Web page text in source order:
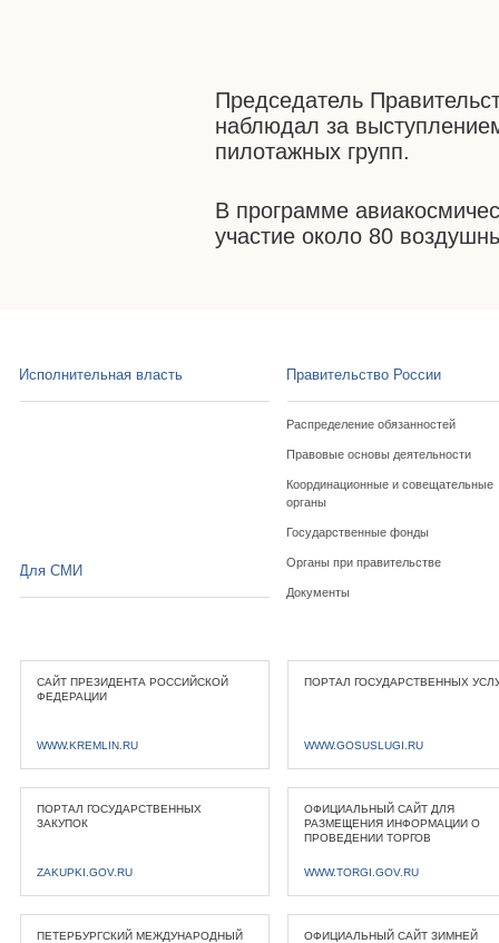
Председатель
наблюдал за
пилотажных групп.
В программе
участие около 80
Исполнительная власть Правительство России
Распределение обязанностей
Правовые основы деятельности
Координационные и совещательные
органы
Государственные фонды
Органы при правительстве
Документы
Для СМИ
САЙТ ПРЕЗИДЕНТА РОССИЙСКОЙ
ФЕДЕРАЦИИ
WWW.KREMLIN.RU
ПОРТАЛ ГОСУДАРСТВЕННЫХ
WWW.GOSUSLUGI.RU
ПОРТАЛ ГОСУДАРСТВЕННЫХ
ЗАКУПОК
ZAKUPKI.GOV.RU
ОФИЦИАЛЬНЫЙ САЙТ ДЛЯ
РАЗМЕЩЕНИЯ ИНФОРМАЦИИ О
ПРОВЕДЕНИИ ТОРГОВ
WWW.TORGI.GOV.RU
ПЕТЕРБУРГСКИЙ МЕЖДУНАРОДНЫЙ
ОФИЦИАЛЬНЫЙ САЙТ ЗИМНЕЙ